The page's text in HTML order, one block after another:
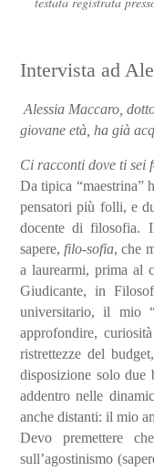
Intervista ad
Alessia Maccaro,
giovane età, ha già
Ci racconti dove ti sei
Da tipica “maestrina”
pensatori più folli, e
docente di filosofia.
sapere, filo-sofia, che
a laurearmi, prima al
Giudicante, in
universitario, il mio
approfondire,
ristrettezze del
disposizione solo due
addentro nelle
anche distanti: il mio
Devo premettere
sull’agostinismo